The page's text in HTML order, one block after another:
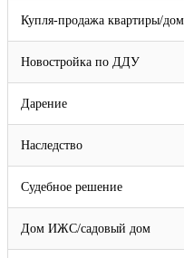
Купля‑продажа квартиры/
Новостройка по ДДУ
Дарение
Наследство
Судебное решение
Дом ИЖС/садовый дом